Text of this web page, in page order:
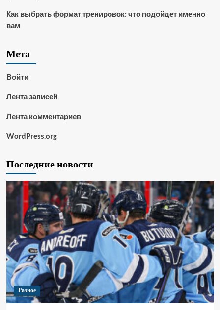
Как выбрать формат тренировок: что подойдет именно
вам
Мета
Войти
Лента записей
Лента комментариев
WordPress.org
Последние новости
Разное